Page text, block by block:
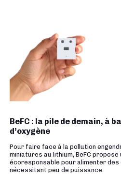
BeFC : la pile de demain, à
d’oxygène
Pour faire face à la pollution
miniatures au lithium, BeFC
écoresponsable pour alimenter
nécessitant peu de puissance.